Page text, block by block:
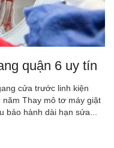
quận 6 uy tín
cửa trước linh kiện
Thay mô tơ máy giặt
bảo hành dài hạn sửa...